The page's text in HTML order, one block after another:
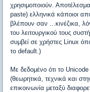
χρησιμοποιούν.
paste) ελληνικά κάποιοι
βλέπουν σαν ...κινέζικα,
του λειτουργικού τους
συμβεί σε χρήστες Linux
το default.)
Με δεδομένο ότι το
(θεωρητικά, τεχνικά και
επικοινωνία μεταξύ